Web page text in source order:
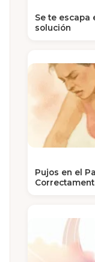
Se te escapa
solución
Pujos en el